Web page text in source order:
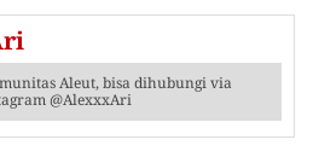
Aleut, bisa dihubungi via
@AlexxxAri